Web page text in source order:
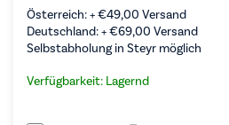
Österreich: +€49,00 Versand
Deutschland: +€69,00 Versand
Selbstabholung in Steyr möglich
Verfügbarkeit: Lagernd